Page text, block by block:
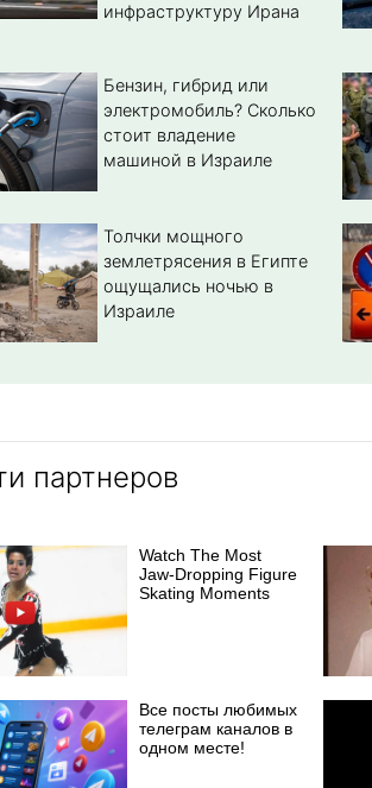
инфраструктуру Ирана
Бензин, гибрид или
электромобиль? Cколько
стоит владение
машиной в Израиле
Толчки мощного
землетрясения в Египте
ощущались ночью в
Израиле
партнеров
Watch The Most
Jaw‑Dropping Figure
Skating Moments
Все посты любимых
телеграм каналов в
одном месте!